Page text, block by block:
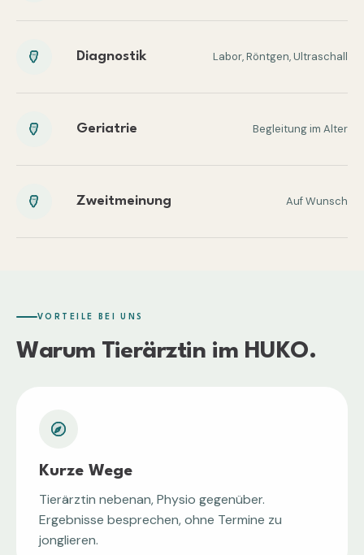
Diagnostik Labor, Röntgen, Ultraschall
Geriatrie Begleitung im Alter
Zweitmeinung Auf Wunsch
VORTEILE BEI UNS
Warum Tierärztin im HUKO.
Kurze Wege
Tierärztin nebenan, Physio gegenüber.
Ergebnisse besprechen, ohne Termine zu
jonglieren.